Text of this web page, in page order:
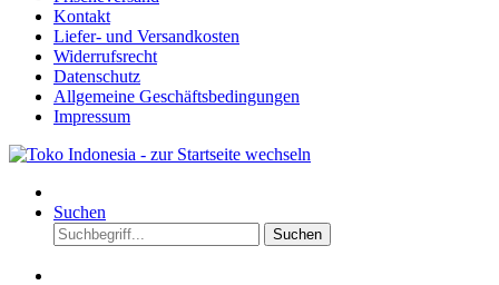
Kontakt
Liefer- und Versandkosten
Widerrufsrecht
Datenschutz
Allgemeine Geschäftsbedingungen
Impressum
Suchen
Suchen